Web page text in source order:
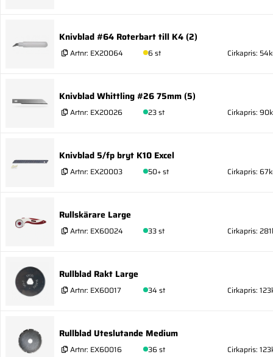
Knivblad #64 Roterbart till K4 (2)
Artnr: EX20064 6 st Cirkapris:
Knivblad Whittling #26 75mm (5)
Artnr: EX20026 23 st Cirkapris:
Knivblad 5/fp bryt K10 Excel
Artnr: EX20003 50+ st Cirkapris:
Rullskärare Large
Artnr: EX60024 33 st Cirkapris:
Rullblad Rakt Large
Artnr: EX60017 34 st Cirkapris:
Rullblad Uteslutande Medium
Artnr: EX60016 36 st Cirkapris: